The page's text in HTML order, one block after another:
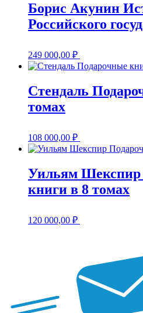
Борис Акунин
Российского
249 000,00 ₽
Стендаль
томах
108 000,00 ₽
Уильям Шекспир
книги в 8 томах
120 000,00 ₽